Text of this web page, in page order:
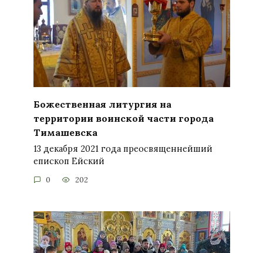
Божественная литургия на
территории воинской части города
Тимашевска
13 декабря 2021 года преосвященнейший
епископ Ейский
0 202